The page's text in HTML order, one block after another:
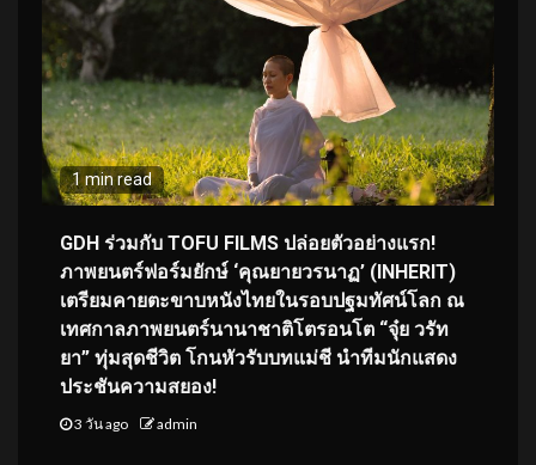
1 min read
GDH ร่วมกับ TOFU FILMS ปล่อยตัวอย่างแรก!
ภาพยนตร์ฟอร์มยักษ์ ‘คุณยายวรนาฏ’ (INHERIT)
เตรียมคายตะขาบหนังไทยในรอบปฐมทัศน์โลก ณ
เทศกาลภาพยนตร์นานาชาติโตรอนโต “จุ๋ย วรัท
ยา” ทุ่มสุดชีวิต โกนหัวรับบทแม่ชี นำทีมนักแสดง
ประชันความสยอง!
3 วัน ago admin